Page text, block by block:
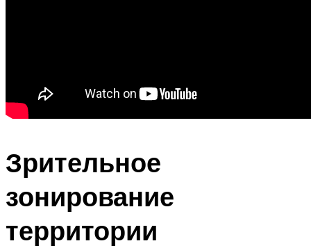
Зрительное
зонирование
территории